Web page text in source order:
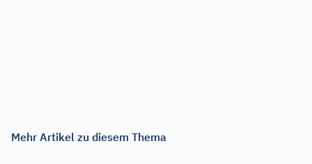
Mehr Artikel zu diesem Thema